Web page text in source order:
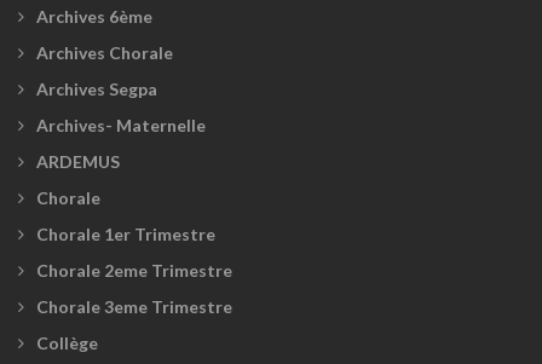
Archives 6ème
Archives Chorale
Archives Segpa
Archives- Maternelle
ARDEMUS
Chorale
Chorale 1er Trimestre
Chorale 2eme Trimestre
Chorale 3eme Trimestre
Collège